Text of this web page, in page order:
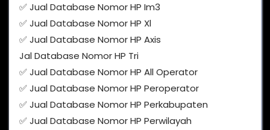
✅ Jual Database Nomor HP Im3
✅ Jual Database Nomor HP Xl
✅ Jual Database Nomor HP Axis
Jal Database Nomor HP Tri
✅ Jual Database Nomor HP All Operator
✅ Jual Database Nomor HP Peroperator
✅ Jual Database Nomor HP Perkabupaten
✅ Jual Database Nomor HP Perwilayah